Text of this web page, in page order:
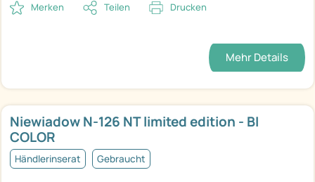
Merken Teilen Drucken
Mehr Details
Niewiadow N-126 NT limited edition - BI
COLOR
Händlerinserat Gebraucht